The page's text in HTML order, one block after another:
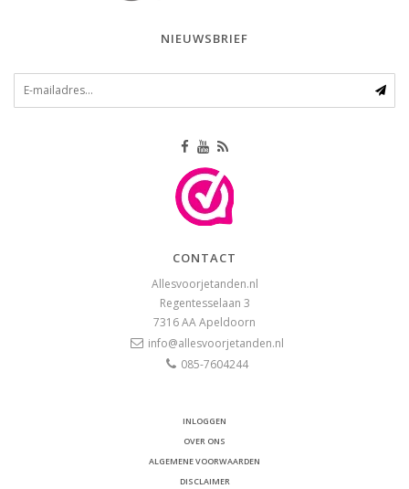
NIEUWSBRIEF
CONTACT
Allesvoorjetanden.nl
Regentesselaan 3
7316 AAApeldoorn
info@allesvoorjetanden.nl
085-7604244
INLOGGEN
OVER ONS
ALGEMENE VOORWAARDEN
DISCLAIMER